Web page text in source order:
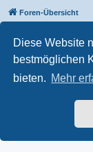
Diese Website
bestmöglichen
bieten. Mehr
Foren-Übersicht